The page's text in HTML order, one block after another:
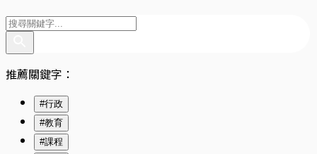
推薦關鍵字：
#行政
#教育
#課程